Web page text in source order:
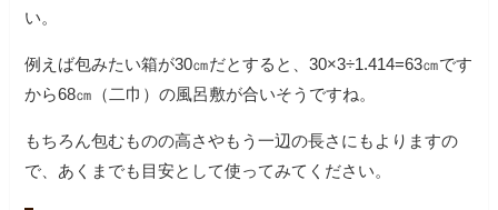
い。
例えば包みたい箱が30㎝だとすると、30×3÷1.414=63㎝です
から68㎝（二巾）の風呂敷が合いそうですね。
もちろん包むものの高さやもう一辺の長さにもよりますの
で、あくまでも目安として使ってみてください。